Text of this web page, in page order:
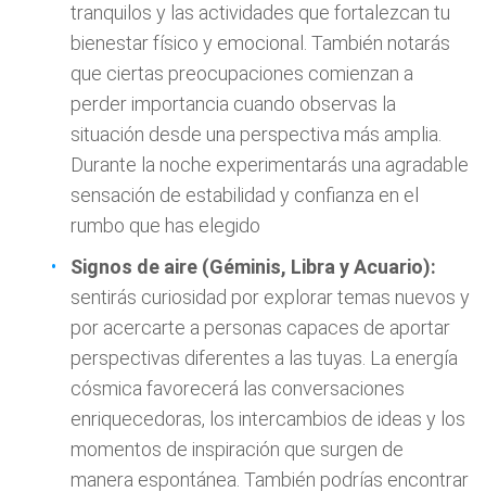
tranquilos y las actividades que fortalezcan tu
bienestar físico y emocional. También notarás
que ciertas preocupaciones comienzan a
perder importancia cuando observas la
situación desde una perspectiva más amplia.
Durante la noche experimentarás una agradable
sensación de estabilidad y confianza en el
rumbo que has elegido
Signos de aire (Géminis, Libra y Acuario):
sentirás curiosidad por explorar temas nuevos y
por acercarte a personas capaces de aportar
perspectivas diferentes a las tuyas. La energía
cósmica favorecerá las conversaciones
enriquecedoras, los intercambios de ideas y los
momentos de inspiración que surgen de
manera espontánea. También podrías encontrar